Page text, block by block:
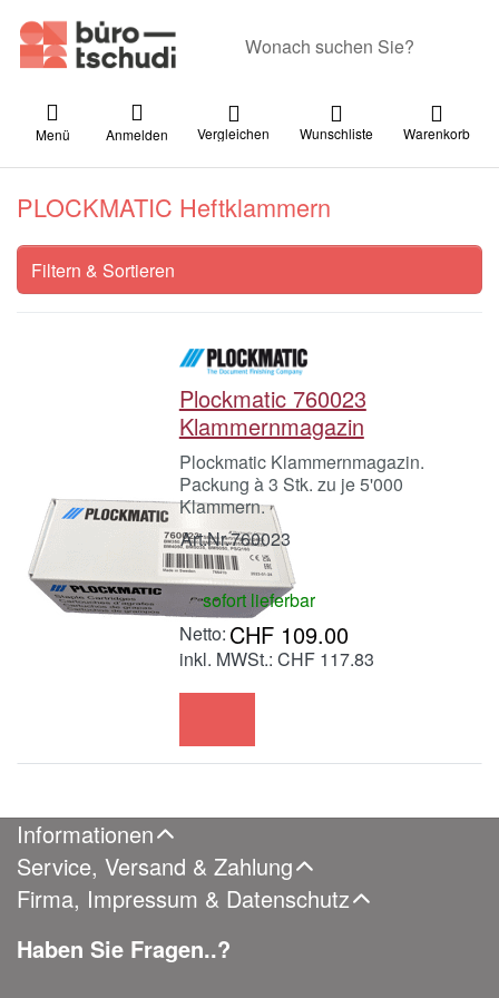
Menü Anmelden Vergleichen Wunschliste Warenkorb
PLOCKMATIC Heftklammern
Filtern & Sortieren
Plockmatic 760023
Klammernmagazin
Plockmatic Klammernmagazin.
Packung à 3 Stk. zu je 5'000
Klammern.
Art.Nr.760023
sofort lieferbar
CHF 109.00
inkl. MWSt.: CHF 117.83
Informationen
Service, Versand & Zahlung
Firma, Impressum & Datenschutz
Haben Sie Fragen..?